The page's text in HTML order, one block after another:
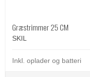
Græstrimmer 25 CM
SKIL
Inkl. oplader og batteri